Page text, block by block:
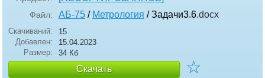
Файл: АБ-75 / Метрология / Задачи3.6.docx
Скачиваний:
15
Добавлен:
15.04.2023
Размер:
34 Кб
Скачать ☆